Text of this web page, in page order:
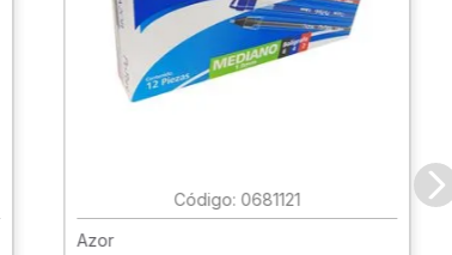
: 0681121
Azor